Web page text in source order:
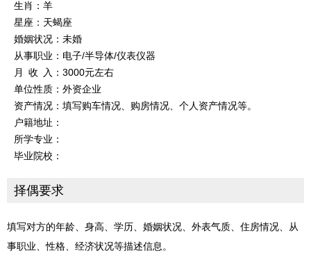
生肖：羊
星座：天蝎座
婚姻状况：未婚
从事职业：电子/半导体/仪表仪器
月 收 入：3000元左右
单位性质：外资企业
资产情况：填写购车情况、购房情况、个人资产情况等。
户籍地址：
所学专业：
毕业院校：
择偶要求
填写对方的年龄、身高、学历、婚姻状况、外表气质、住房情况、从
事职业、性格、经济状况等描述信息。